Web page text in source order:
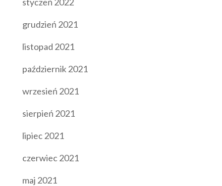
grudzień 2021
listopad 2021
październik 2021
wrzesień 2021
sierpień 2021
lipiec 2021
czerwiec 2021
maj 2021